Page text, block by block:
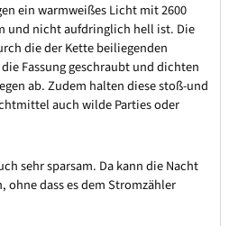
ein warmweißes Licht mit 2600
und nicht aufdringlich hell ist. Die
die der Kette beiliegenden
Fassung geschraubt und dichten
ab. Zudem halten diese stoß-und
auch wilde Parties oder
sehr sparsam. Da kann die Nacht
ohne dass es dem Stromzähler